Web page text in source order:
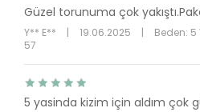
Güzel torunuma çok
Y** E** | 19.06.2025 | Beden: 5
57
5 yasinda kizim için aldım çok